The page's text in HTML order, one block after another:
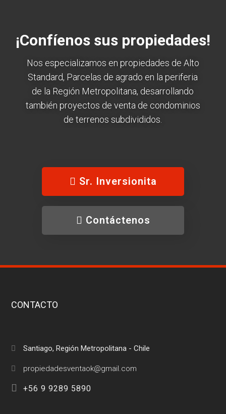
¡Confíenos sus propiedades!
Nos especializamos en propiedades de Alto
Standard, Parcelas de agrado en la periferia
de la Región Metropolitana, desarrollando
también proyectos de venta de condominios
de terrenos subdivididos.
Sr. Inversionita
Contáctenos
CONTACTO
Santiago, Región Metropolitana - Chile
+56 9 9289 5890